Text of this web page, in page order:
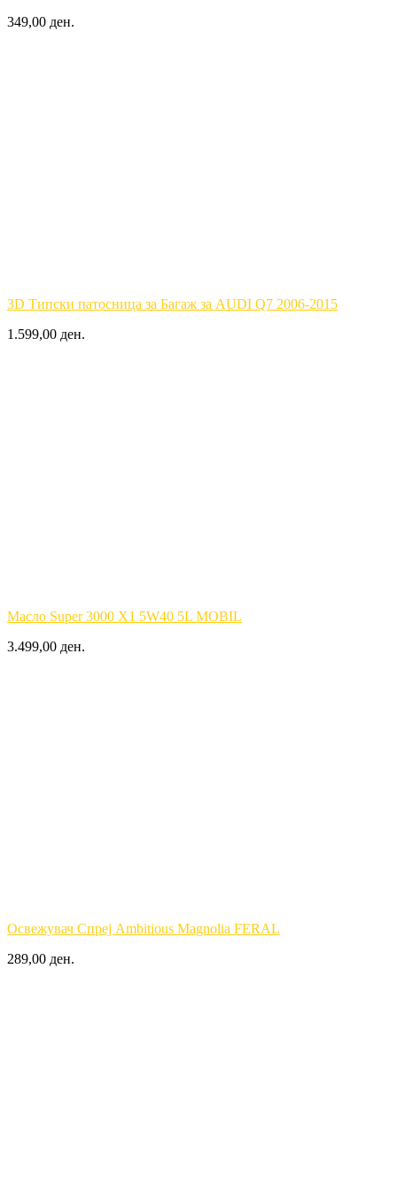
349,00 ден.
3D Типски патосница за Багаж за AUDI Q7 2006-2015
1.599,00 ден.
Масло Super 3000 X1 5W40 5L MOBIL
3.499,00 ден.
Освежувач Спреј Ambitious Magnolia FERAL
289,00 ден.